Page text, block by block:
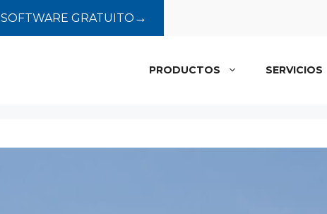
SOFTWARE GRATUITO →
PRODUCTOS SERVICIOS